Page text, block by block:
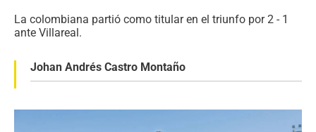
La colombiana partió como titular en el triunfo por 2 - 1
ante Villareal.
Johan Andrés Castro Montaño